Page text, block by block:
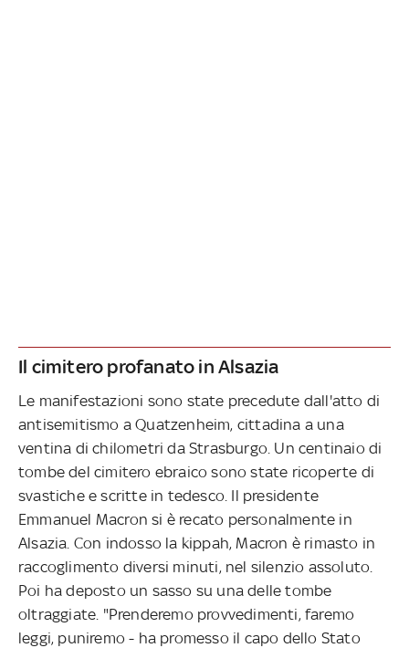
Il cimitero profanato in Alsazia
Le manifestazioni sono state precedute dall'atto di
antisemitismo a Quatzenheim, cittadina a una
ventina di chilometri da Strasburgo. Un centinaio di
tombe del cimitero ebraico sono state ricoperte di
svastiche e scritte in tedesco. Il presidente
Emmanuel Macron si è recato personalmente in
Alsazia. Con indosso la kippah, Macron è rimasto in
raccoglimento diversi minuti, nel silenzio assoluto.
Poi ha deposto un sasso su una delle tombe
oltraggiate. "Prenderemo provvedimenti, faremo
leggi, puniremo - ha promesso il capo dello Stato